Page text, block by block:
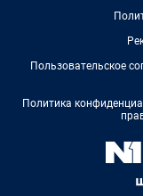
Пользовательское
Политика